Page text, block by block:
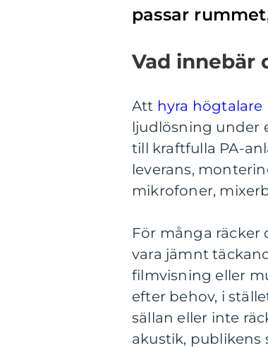
passar
Vad innebär
Att hyra högtalare
ljudlösning under
till kraftfulla PA-
leverans,
mikrofoner,
För många räcker
vara jämnt
filmvisning eller
efter behov, i
sällan eller inte
akustik,